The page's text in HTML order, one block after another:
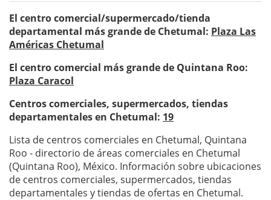
El centro comercial/supermercado/tienda
departamental más grande de Chetumal: Plaza Las
Américas Chetumal
El centro comercial más grande de Quintana Roo:
Plaza Caracol
Centros comerciales, supermercados, tiendas
departamentales en Chetumal: 19
Lista de centros comerciales en Chetumal, Quintana
Roo - directorio de áreas comerciales en Chetumal
(Quintana Roo), México. Información sobre ubicaciones
de centros comerciales, supermercados, tiendas
departamentales y tiendas de ofertas en Chetumal.